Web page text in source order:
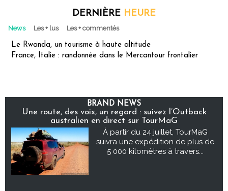
DERNIÈRE HEURE
News Les + lus Les + commentés
Le Rwanda, un tourisme à haute altitude
France, Italie : randonnée dans le Mercantour frontalier
BRAND NEWS
Une route, des voix, un regard : suivez l’Outback
australien en direct sur TourMaG
À partir du 24 juillet, TourMaG
suivra une expédition de plus de
5 000 kilomètres à travers...